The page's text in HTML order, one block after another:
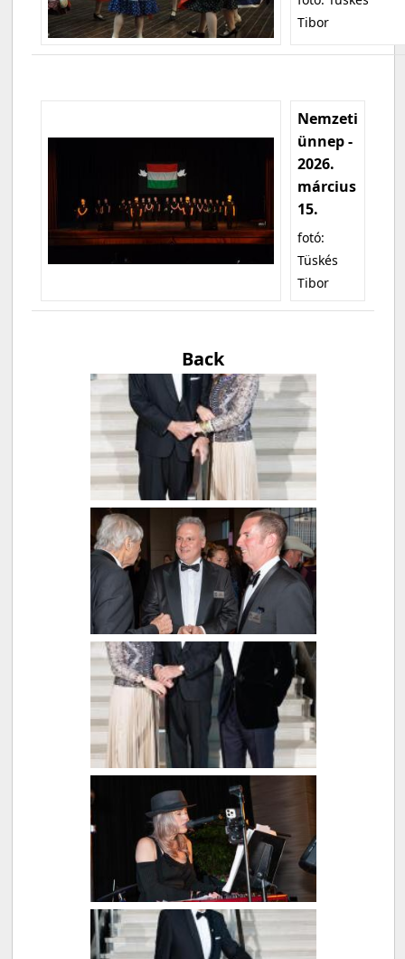
Tibor
Nemzeti
ünnep -
2026.
március
15.
fotó:
Tüskés
Tibor
Back